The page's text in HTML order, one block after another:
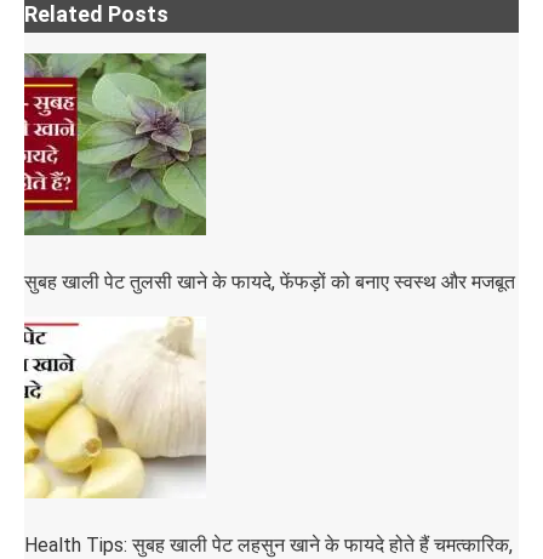
Related Posts
सुबह खाली पेट तुलसी खाने के फायदे, फेंफड़ों को बनाए स्वस्थ और मजबूत
Health Tips: सुबह खाली पेट लहसुन खाने के फायदे होते हैं चमत्कारिक,